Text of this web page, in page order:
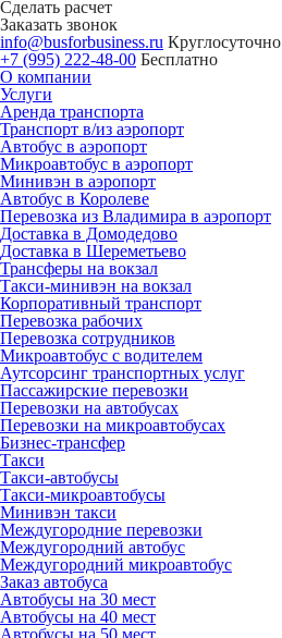
Сделать расчет
Заказать звонок
info@busforbusiness.ru Круглосуточно
+7 (995) 222-48-00 Бесплатно
О компании
Услуги
Аренда транспорта
Транспорт в/из аэропорт
Автобус в аэропорт
Микроавтобус в аэропорт
Минивэн в аэропорт
Автобус в Королеве
Перевозка из Владимира в аэропорт
Доставка в Домодедово
Доставка в Шереметьево
Трансферы на вокзал
Такси-минивэн на вокзал
Корпоративный транспорт
Перевозка рабочих
Перевозка сотрудников
Микроавтобус с водителем
Аутсорсинг транспортных услуг
Пассажирские перевозки
Перевозки на автобусах
Перевозки на микроавтобусах
Бизнес-трансфер
Такси
Такси-автобусы
Такси-микроавтобусы
Минивэн такси
Междугородние перевозки
Междугородний автобус
Междугородний микроавтобус
Заказ автобуса
Автобусы на 30 мест
Автобусы на 40 мест
Автобусы на 50 мест